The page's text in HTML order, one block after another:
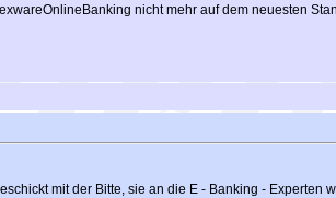
nicht mehr auf dem neuesten
mit der Bitte, sie an die E - Banking - Experten